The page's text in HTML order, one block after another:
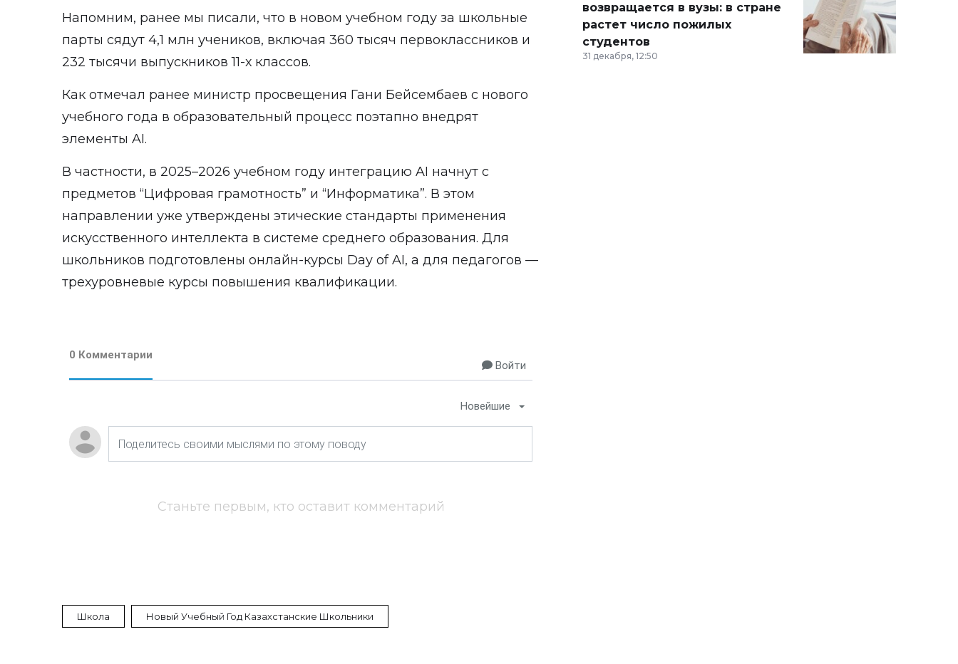
Напомним, ранее мы писали, что в новом учебном году за школьные
парты сядут 4,1 млн учеников, включая 360 тысяч первоклассников и
232 тысячи выпускников 11-х классов.
Как отмечал ранее министр просвещения Гани Бейсембаев с нового
учебного года в образовательный процесс поэтапно внедрят
элементы AI.
В частности, в 2025–2026 учебном году интеграцию AI начнут с
предметов “Цифровая грамотность” и “Информатика”. В этом
направлении уже утверждены этические стандарты применения
искусственного интеллекта в системе среднего образования. Для
школьников подготовлены онлайн-курсы Day of AI, а для педагогов —
трехуровневые курсы повышения квалификации.
0 Комментарии
Войти
Новейшие
Станьте первым, кто оставит комментарий
Школа Новый Учебный Год Казахстанские Школьники
возвращается в вузы: в стране
растет число пожилых
студентов
31 декабря, 12:50